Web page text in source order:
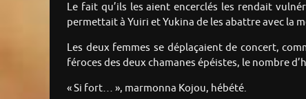
Le fait qu’ils les aient encerclés les rendait
permettait à Yuiri et Yukina de les abattre avec la
Les deux femmes se déplaçaient de concert,
féroces des deux chamanes épéistes, le nombre
« Si fort… », marmonna Kojou, hébété.